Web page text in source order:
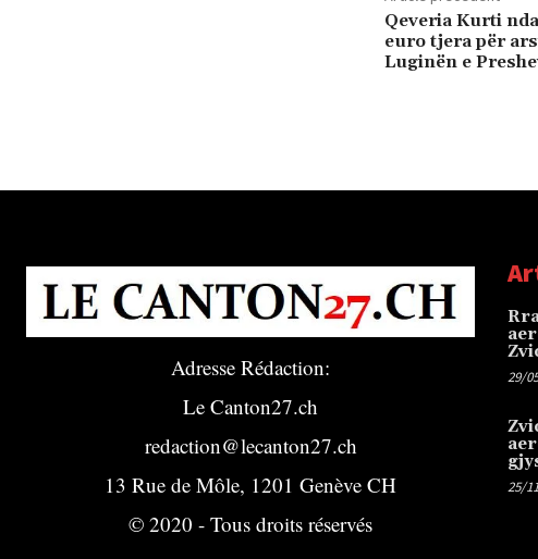
Qeveria Kurti
euro tjera për
Luginën e
Adresse Rédaction:
Le Canton27.ch
redaction@lecanton27.ch
13 Rue de Môle, 1201 Genève CH
© 2020 - Tous droits réservés
29/
25/